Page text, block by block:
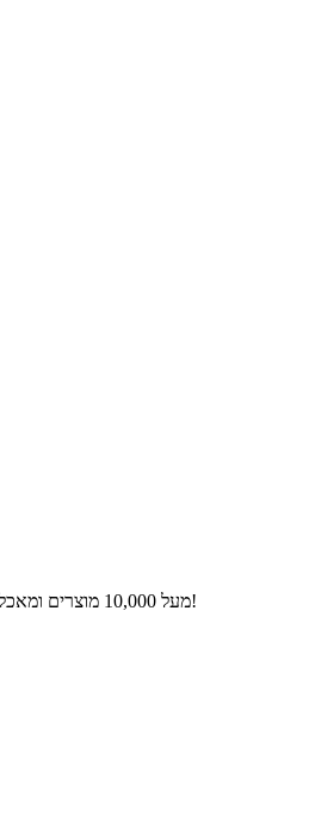
מעל 10,000 מוצרים ומאכלים במאגר עם ערכים תזונתיים!